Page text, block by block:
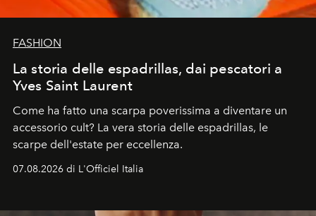
FASHION
La storia delle espadrillas, dai pescatori a
Yves Saint Laurent
Come ha fatto una scarpa poverissima a diventare un
accessorio cult? La vera storia delle espadrillas, le
scarpe dell'estate per eccellenza.
07.08.2026 di L'Officiel Italia